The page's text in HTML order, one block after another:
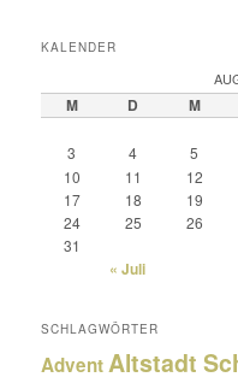
KALENDER
M D M
3
4 5
10
11 12
17
18 19
24
25 26
31
« Juli
SCHLAGWÖRTER
AdventAltstadt